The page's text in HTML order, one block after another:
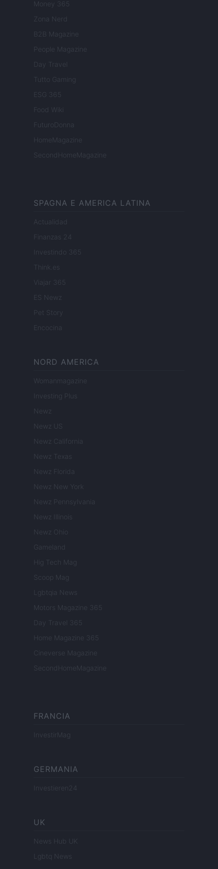
Money 365
Zona Nerd
B2B Magazine
People Magazine
Day Travel
Tutto Gaming
ESG 365
Food Wiki
FuturoDonna
HomeMagazine
SecondHomeMagazine
SPAGNA E AMERICA LATINA
Actualidad
Finanzas 24
Investindo 365
Think.es
Viajar 365
ES Newz
Pet Story
Encocina
NORD AMERICA
Womanmagazine
Investing Plus
Newz
Newz US
Newz California
Newz Texas
Newz Florida
Newz New York
Newz Pennsylvania
Newz Illinois
Newz Ohio
Gameland
Hig Tech Mag
Scoop Mag
Lgbtqia News
Motors Magazine 365
Day Travel 365
Home Magazine 365
Cineverse Magazine
SecondHomeMagazine
FRANCIA
InvestirMag
GERMANIA
Investieren24
UK
News Hub UK
Lgbtq News